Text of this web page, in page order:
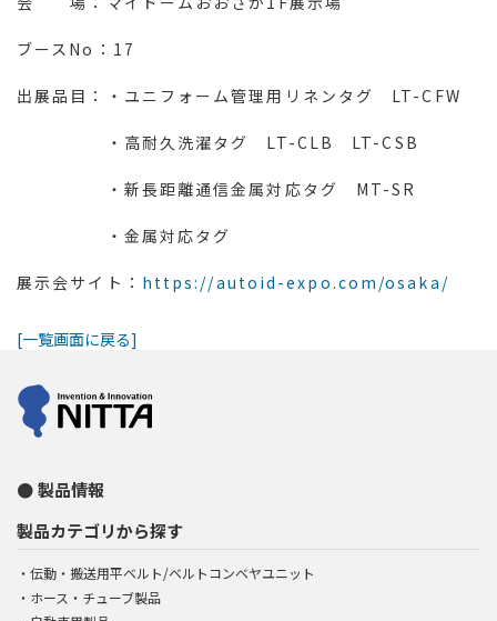
ブースNo：17
出展品目：・ユニフォーム管理用リネンタグ LT-CFW
・高耐久洗濯タグ LT-CLB LT-CSB
・新長距離通信金属対応タグ MT-SR
・金属対応タグ
展示会サイト： https://autoid-expo.com/osaka/
[一覧画面に戻る]
製品情報
製品カテゴリから探す
伝動・搬送用平ベルト/ベルトコンベヤユニット
ホース・チューブ製品